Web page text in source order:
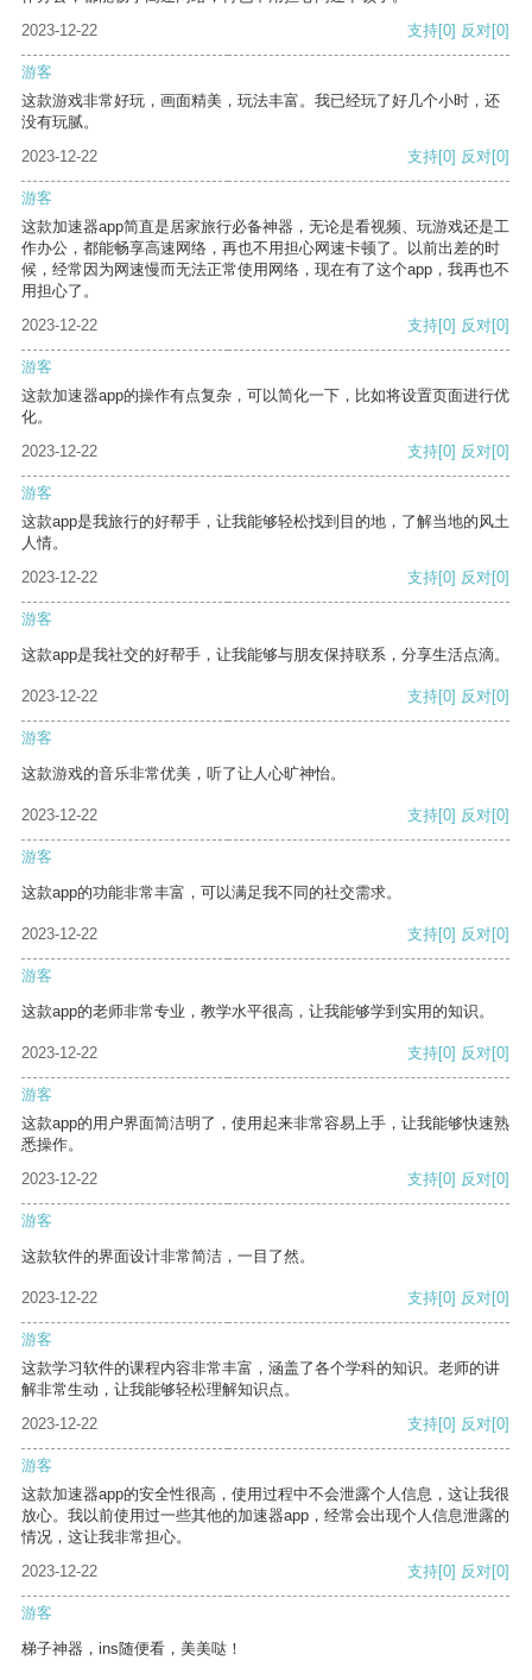
2023-12-22
支持[0] 反对[0]
游客
这款游戏非常好玩，画面精美，玩法丰富。我已经玩了好几个小时，还
没有玩腻。
2023-12-22
支持[0] 反对[0]
游客
这款加速器app简直是居家旅行必备神器，无论是看视频、玩游戏还是工
作办公，都能畅享高速网络，再也不用担心网速卡顿了。以前出差的时
候，经常因为网速慢而无法正常使用网络，现在有了这个app，我再也不
用担心了。
2023-12-22
支持[0] 反对[0]
游客
这款加速器app的操作有点复杂，可以简化一下，比如将设置页面进行优
化。
2023-12-22
支持[0] 反对[0]
游客
这款app是我旅行的好帮手，让我能够轻松找到目的地，了解当地的风土
人情。
2023-12-22
支持[0] 反对[0]
游客
这款app是我社交的好帮手，让我能够与朋友保持联系，分享生活点滴。
2023-12-22 支持[0] 反对[0]
游客
这款游戏的音乐非常优美，听了让人心旷神怡。
2023-12-22 支持[0] 反对[0]
游客
这款app的功能非常丰富，可以满足我不同的社交需求。
2023-12-22 支持[0] 反对[0]
游客
这款app的老师非常专业，教学水平很高，让我能够学到实用的知识。
2023-12-22 支持[0] 反对[0]
游客
这款app的用户界面简洁明了，使用起来非常容易上手，让我能够快速熟
悉操作。
2023-12-22
支持[0] 反对[0]
游客
这款软件的界面设计非常简洁，一目了然。
2023-12-22 支持[0] 反对[0]
游客
这款学习软件的课程内容非常丰富，涵盖了各个学科的知识。老师的讲
解非常生动，让我能够轻松理解知识点。
2023-12-22
支持[0] 反对[0]
游客
这款加速器app的安全性很高，使用过程中不会泄露个人信息，这让我很
放心。我以前使用过一些其他的加速器app，经常会出现个人信息泄露的
情况，这让我非常担心。
2023-12-22
支持[0] 反对[0]
游客
梯子神器，ins随便看，美美哒！